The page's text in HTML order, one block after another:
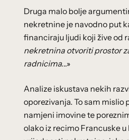
Druga malo bolje
nekretnine je navodno put
financiraju ljudi koji žive od
nekretnina otvoriti prostor
radnicima...»
Analize iskustava nekih
oporezivanja. To sam
namjeni imovine te
olako iz recimo Francuske